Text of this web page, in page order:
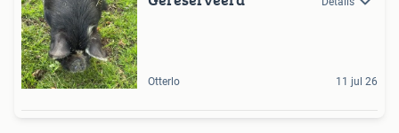
Otterlo 11 jul 26